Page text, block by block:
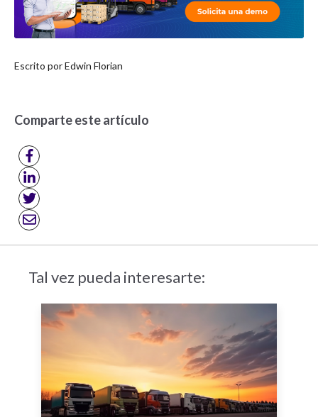
Escrito porEdwin Florian
Comparte este artículo
Tal vez pueda interesarte: